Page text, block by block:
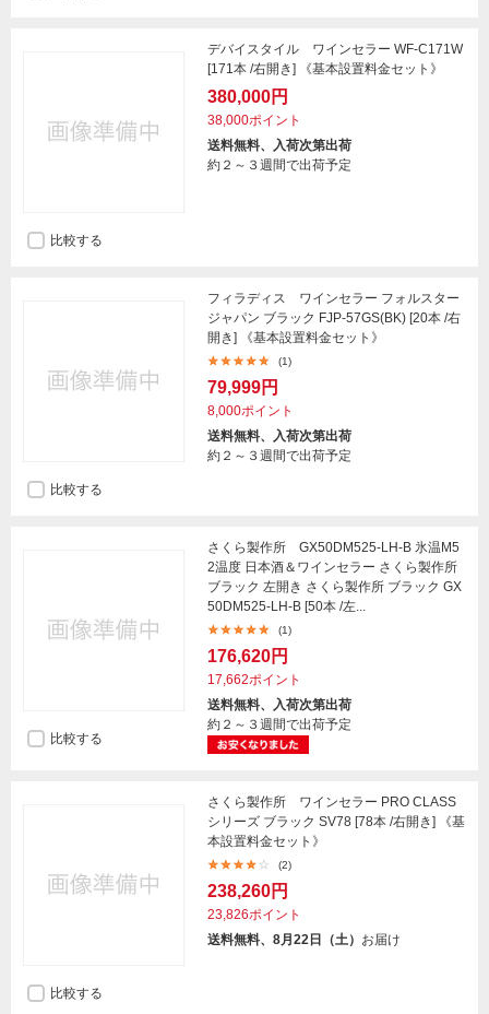
デバイスタイル ワインセラー WF-C171W
[171本 /右開き] 《基本設置料金セット》
380,000円
38,000ポイント
送料無料、入荷次第出荷
約２～３週間で出荷予定
比較する
フィラディス ワインセラー フォルスター
ジャパン ブラック FJP-57GS(BK) [20本 /右
開き] 《基本設置料金セット》
(1)
79,999円
8,000ポイント
送料無料、入荷次第出荷
約２～３週間で出荷予定
比較する
さくら製作所 GX50DM525-LH-B 氷温M5
2温度 日本酒＆ワインセラー さくら製作所
ブラック 左開き さくら製作所 ブラック GX
50DM525-LH-B [50本 /左...
(1)
176,620円
17,662ポイント
送料無料、入荷次第出荷
約２～３週間で出荷予定
比較する
さくら製作所 ワインセラー PRO CLASS
シリーズ ブラック SV78 [78本 /右開き] 《基
本設置料金セット》
(2)
238,260円
23,826ポイント
送料無料、8月22日（土） お届け
比較する